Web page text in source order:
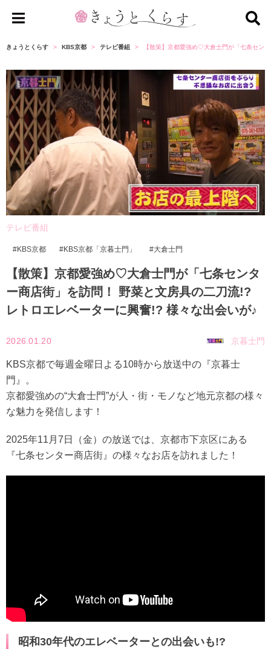
ょ
く
ら
す
きょうとくらす KBS京都 テレビ番組 【散策】京都愛強め♡大倉士門が「七条セン
テレビ番組
KBS京都 KBS京都「京暮士門」 大倉士門
【散策】京都愛強め♡大倉士門が「七条センタ
ー商店街」を訪問！ 野菜と文房具の二刀流!?
レトロエレベーターに興奮!? 様々な出会いが♪
2026.01.20 京暮士門
KBS京都で毎週金曜日よる10時から放送中の『京暮士
門』。
京都愛強めの“大倉士門”が人・街・モノなど地元京都の様々
な魅力を発信します！
2025年11月7日（金）の放送では、京都市下京区にある
『七条センター商店街』の様々なお店を訪れました！
昭和30年代のエレベーターとの出会いも!?